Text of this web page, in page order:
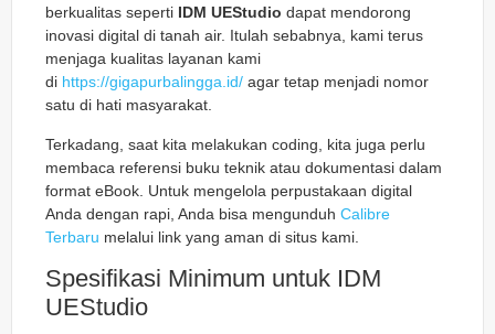
berkualitas seperti IDM UEStudio dapat mendorong
inovasi digital di tanah air. Itulah sebabnya, kami terus
menjaga kualitas layanan kami
di https://gigapurbalingga.id/ agar tetap menjadi nomor
satu di hati masyarakat.
Terkadang, saat kita melakukan coding, kita juga perlu
membaca referensi buku teknik atau dokumentasi dalam
format eBook. Untuk mengelola perpustakaan digital
Anda dengan rapi, Anda bisa mengunduh Calibre
Terbaru melalui link yang aman di situs kami.
Spesifikasi Minimum untuk IDM
UEStudio